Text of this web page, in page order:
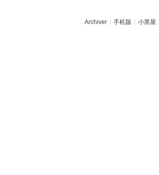
Archiver 手机版 小黑屋